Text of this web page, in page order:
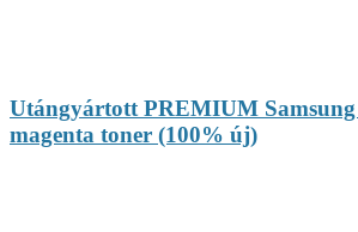
Utángyártott PREMIUM
magenta toner (100% új)